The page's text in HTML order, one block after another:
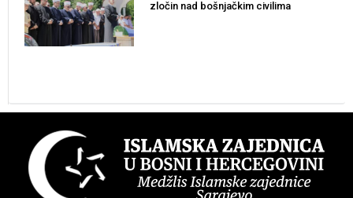
zločin nad bošnjačkim civilima